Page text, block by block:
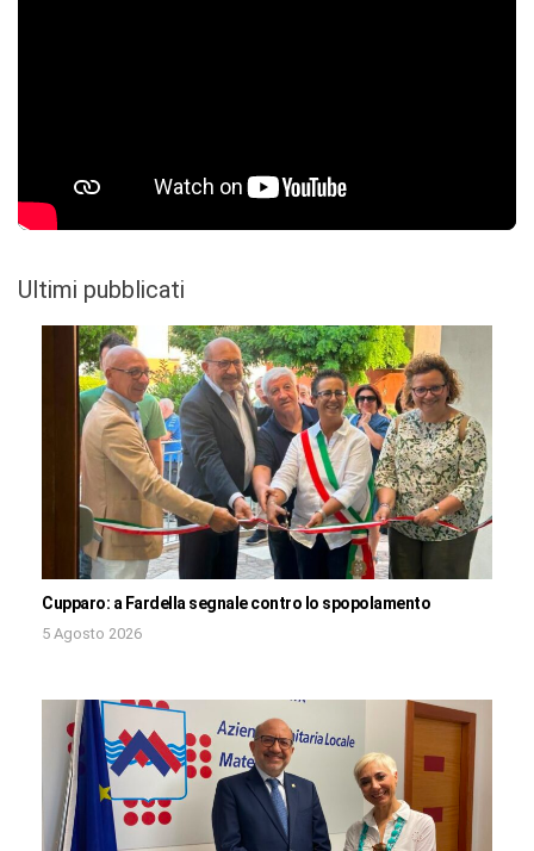
Ultimi pubblicati
Cupparo: a Fardella segnale contro lo spopolamento
5 Agosto 2026